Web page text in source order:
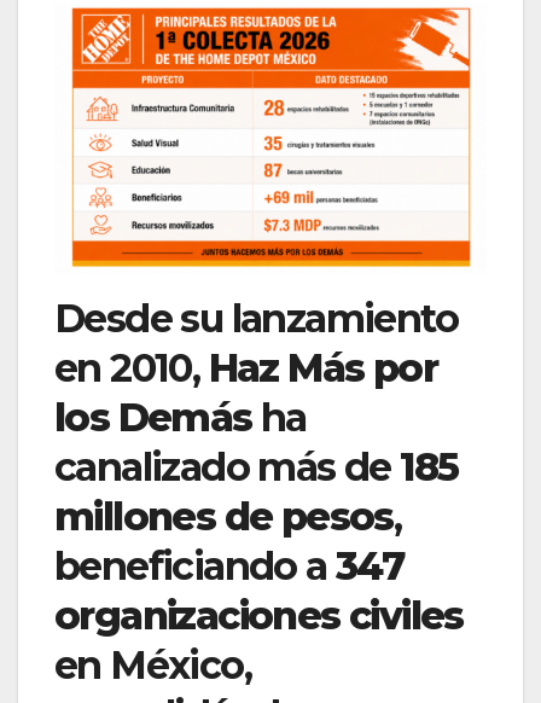
Desde su lanzamiento
en 2010, Haz Más por
los Demásha
canalizado más de 185
millones de pesos,
beneficiando a 347
organizaciones civiles
en México,